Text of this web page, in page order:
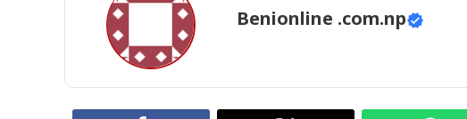
Benionline .com.np